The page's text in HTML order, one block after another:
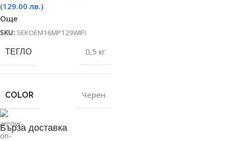
(129.00 лв.)
Още
SKU: SEKOEM16MP129WIFI
ТЕГЛО 0,5 кг
COLOR Черен
Бърза доставка